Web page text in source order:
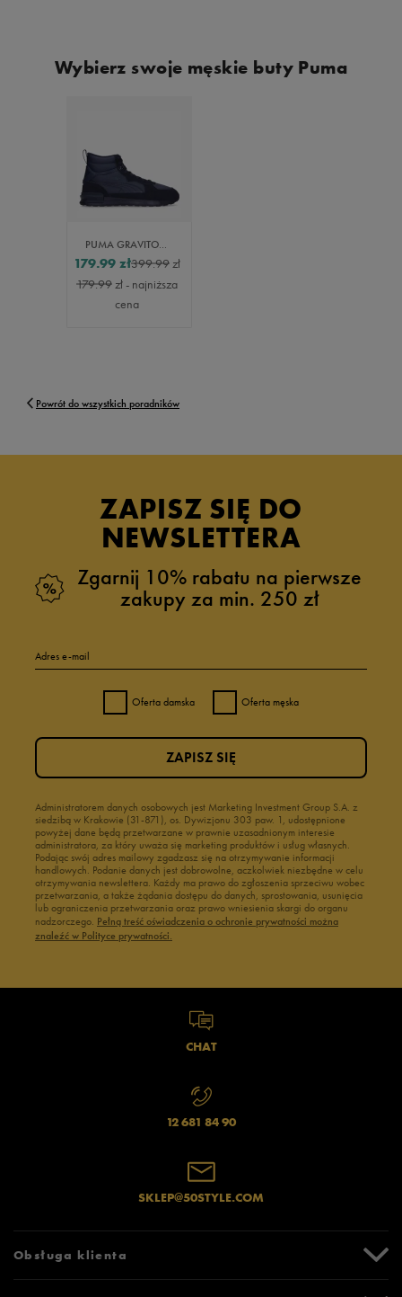
Wybierz swoje męskie buty Puma
PUMA GRAVITON MID
399.99zł
179.99 zł
179.99zł- najniższa
cena
Powrót do wszystkich poradników
ZAPISZ SIĘ DO
NEWSLETTERA
Zgarnij 10% rabatu na pierwsze
zakupy za min. 250 zł
Adres e-mail
Oferta damska Oferta męska
Administratorem danych osobowych jest Marketing Investment Group S.A. z
siedzibą w Krakowie (31-871), os. Dywizjonu 303 paw. 1, udostępnione
powyżej dane będą przetwarzane w prawnie uzasadnionym interesie
administratora, za który uważa się marketing produktów i usług własnych.
Podając swój adres mailowy zgadzasz się na otrzymywanie informacji
handlowych. Podanie danych jest dobrowolne, aczkolwiek niezbędne w celu
otrzymywania newslettera. Każdy ma prawo do zgłoszenia sprzeciwu wobec
przetwarzania, a także żądania dostępu do danych, sprostowania, usunięcia
lub ograniczenia przetwarzania oraz prawo wniesienia skargi do organu
nadzorczego. Pełną treść oświadczenia o ochronie prywatności można
znaleźć w Polityce prywatności.
ZAPISZ SIĘ
CHAT
12 681 84 90
SKLEP@50STYLE.COM
Obsługa klienta